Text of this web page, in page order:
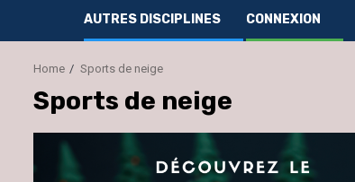
AUTRES DISCIPLINES CONNEXION
Home Sports de neige
Sports de neige